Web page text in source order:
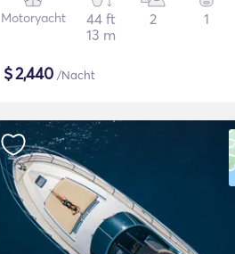
Motoryacht
44 ft
13 m
2 1
$2,440 /Nacht